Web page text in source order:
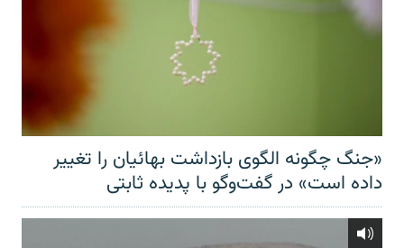
«جنگ چگونه الگوی بازداشت بهائیان را تغییر
داده است» در گفت‌وگو با پدیده ثابتی